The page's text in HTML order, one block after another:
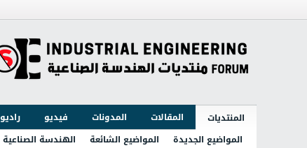
المنتديات المقالات المدونات فيديو راديو
المواضيع الجديدة
المواضيع الشائعة الهندسة الصناعية